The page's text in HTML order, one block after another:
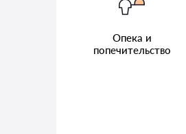
Опека и
попечительство